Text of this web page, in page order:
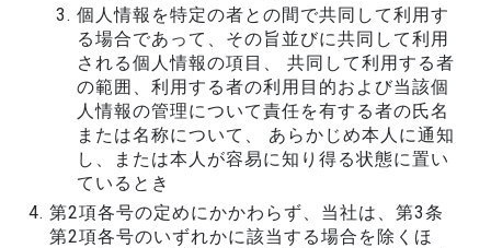
個人情報を特定の者との間で共同して利用す
る場合であって、その旨並びに共同して利用
される個人情報の項目、 共同して利用する者
の範囲、利用する者の利用目的および当該個
人情報の管理について責任を有する者の氏名
または名称について、 あらかじめ本人に通知
し、または本人が容易に知り得る状態に置い
ているとき
第2項各号の定めにかかわらず、当社は、第3条
第2項各号のいずれかに該当する場合を除くほ